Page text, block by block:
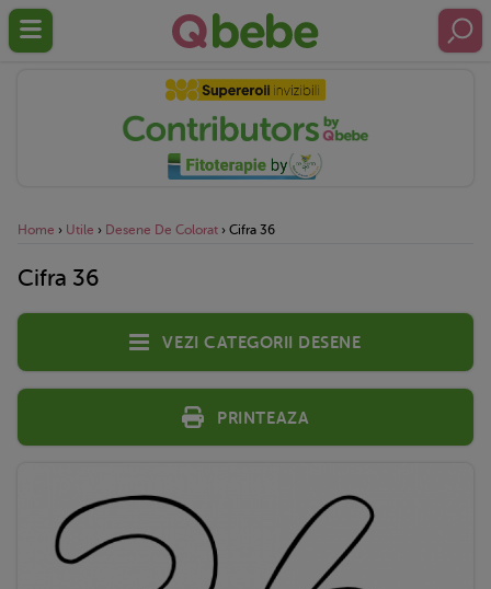
Home › Utile › Desene De Colorat › Cifra 36
Cifra 36
Vezi categorii desene
Printeaza